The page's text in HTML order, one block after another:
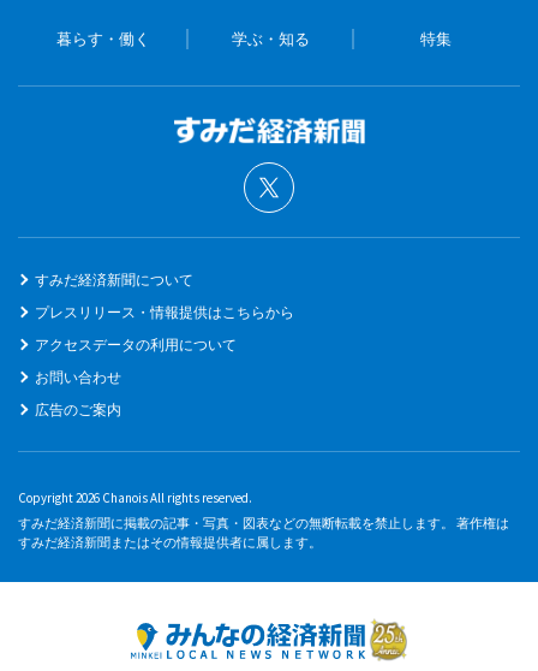
暮らす・働く 学ぶ・知る 特集
すみだ経済新聞について
プレスリリース・情報提供はこちらから
アクセスデータの利用について
お問い合わせ
広告のご案内
Copyright 2026 Chanois All rights reserved.
すみだ経済新聞に掲載の記事・写真・図表などの無断転載を禁止します。 著作権は
すみだ経済新聞またはその情報提供者に属します。